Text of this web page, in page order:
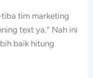
tim marketing
text ya.” Nah ini
baik hitung